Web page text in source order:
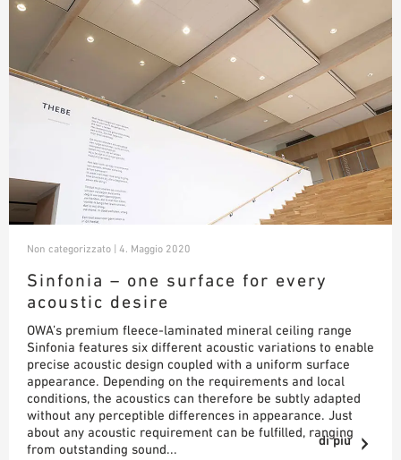
Non categorizzato | 4. Maggio 2020
Sinfonia – one surface for every
acoustic desire
OWA’s premium fleece-laminated mineral ceiling range
Sinfonia features six different acoustic variations to enable
precise acoustic design coupled with a uniform surface
appearance. Depending on the requirements and local
conditions, the acoustics can therefore be subtly adapted
without any perceptible differences in appearance. Just
about any acoustic requirement can be fulfilled, ranging
from outstanding sound...
di pìu